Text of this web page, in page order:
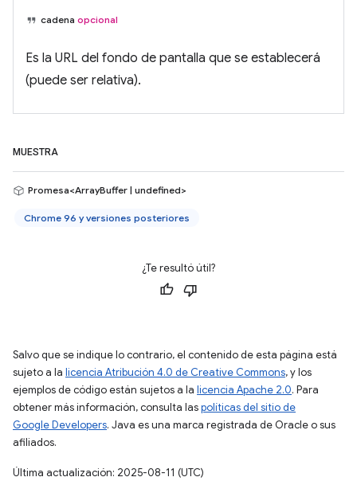
cadena opcional
Es la URL del fondo de pantalla que se establecerá
(puede ser relativa).
MUESTRA
Promesa<ArrayBuffer | undefined>
Chrome 96 y versiones posteriores
¿Te resultó útil?
Salvo que se indique lo contrario, el contenido de esta página está
sujeto a la licencia Atribución 4.0 de Creative Commons, y los
ejemplos de código están sujetos a la licencia Apache 2.0. Para
obtener más información, consulta laspolíticas del sitio de
Google Developers. Java es una marca registrada de Oracle o sus
afiliados.
Última actualización: 2025-08-11 (UTC)